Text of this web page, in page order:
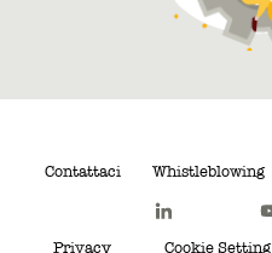
Contattaci Whistleblowing
Privacy Cookie Setting